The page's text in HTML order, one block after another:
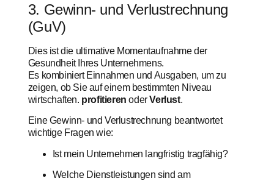
3. Gewinn- und Verlustrechnung
(GuV)
Dies ist die ultimative Momentaufnahme der
Gesundheit Ihres Unternehmens.
Es kombiniert Einnahmen und Ausgaben, um zu
zeigen, ob Sie auf einem bestimmten Niveau
wirtschaften. profitieren oderVerlust.
Eine Gewinn- und Verlustrechnung beantwortet
wichtige Fragen wie:
Ist mein Unternehmen langfristig tragfähig?
Welche Dienstleistungen sind am